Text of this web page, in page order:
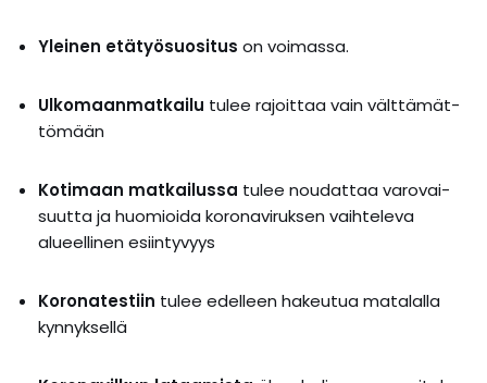
Ylei­nen etä­työ­suo­si­tus on voi­mas­sa.
Ul­ko­maan­mat­kai­lu tu­lee ra­joit­taa vain vält­tä­mät­
tö­mään
Ko­ti­maan mat­kai­lus­sa tu­lee nou­dat­taa va­ro­vai­
suut­ta ja huo­mioi­da ko­ro­na­vi­ruk­sen vaih­te­le­va
alueel­li­nen esiin­ty­vyys
Ko­ro­na­tes­tiin tu­lee edel­leen ha­keu­tua ma­ta­lal­la
kyn­nyk­sel­lä